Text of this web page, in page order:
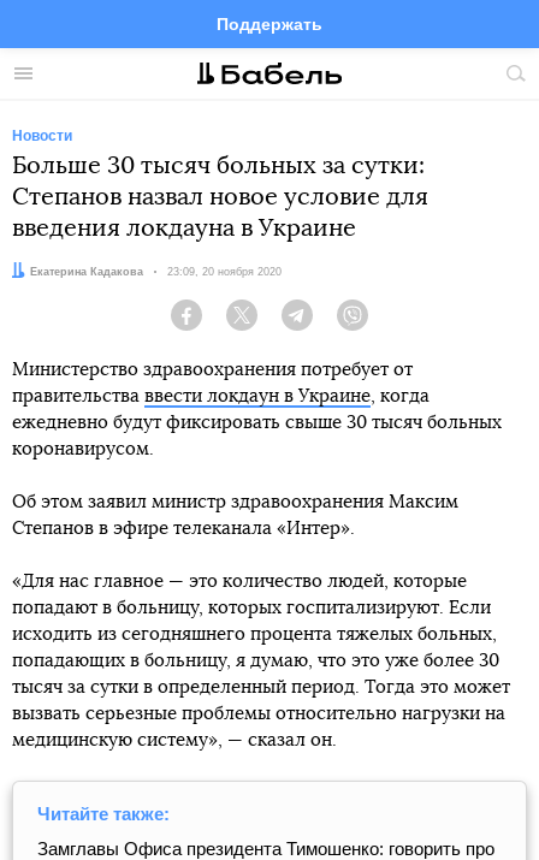
Меню
Поддержать
FacebookTelegramTwitter
Новости
Больше 30 тысяч больных за сутки:
Степанов назвал новое условие для
введения локдауна в Украине
Автор:Екатерина Кадакова Дата:
23:09, 20 ноября 2020
Facebook Twitter Telegram
Министерство здравоохранения потребует от
правительства ввести локдаун в Украине, когда
ежедневно будут фиксировать свыше 30 тысяч больных
коронавирусом.
Об этом заявил министр здравоохранения Максим
Степанов в эфире телеканала «Интер».
«Для нас главное — это количество людей, которые
попадают в больницу, которых госпитализируют. Если
исходить из сегодняшнего процента тяжелых больных,
попадающих в больницу, я думаю, что это уже более 30
тысяч за сутки в определенный период. Тогда это может
вызвать серьезные проблемы относительно нагрузки на
медицинскую систему», — сказал он.
Читайте также:
Замглавы Офиса президента Тимошенко: говорить про